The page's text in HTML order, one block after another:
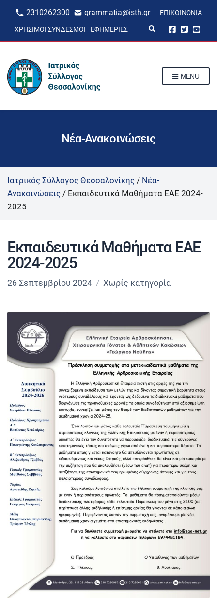
2310262300 grammatia@isth.gr ΕΠΙΚΟΙΝΩΝΊΑ
ΧΡΉΣΙΜΟΙ ΣΎΝΔΕΣΜΟΙ ΕΦΗΜΕΡΊΕΣ
p
m
MENU
Νέα-Ανακοινώσεις
Ιατρικός Σύλλογος Θεσσαλονίκης / Νέα-
Ανακοινώσεις / Εκπαιδευτικά Μαθήματα ΕΑΕ 2024-
2025
Εκπαιδευτικά Μαθήματα ΕΑΕ
2024-2025
26 Σεπτεμβρίου 2024 Χωρίς κατηγορία